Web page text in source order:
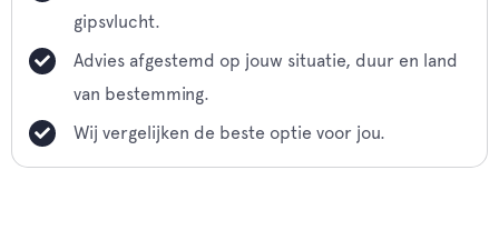
gipsvlucht.
Advies afgestemd op jouw situatie, duur en land
van bestemming.
Wij vergelijken de beste optie voor jou.